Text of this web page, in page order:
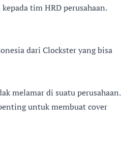
tim HRD perusahaan.
dari Clockster yang bisa
melamar di suatu perusahaan.
untuk membuat cover